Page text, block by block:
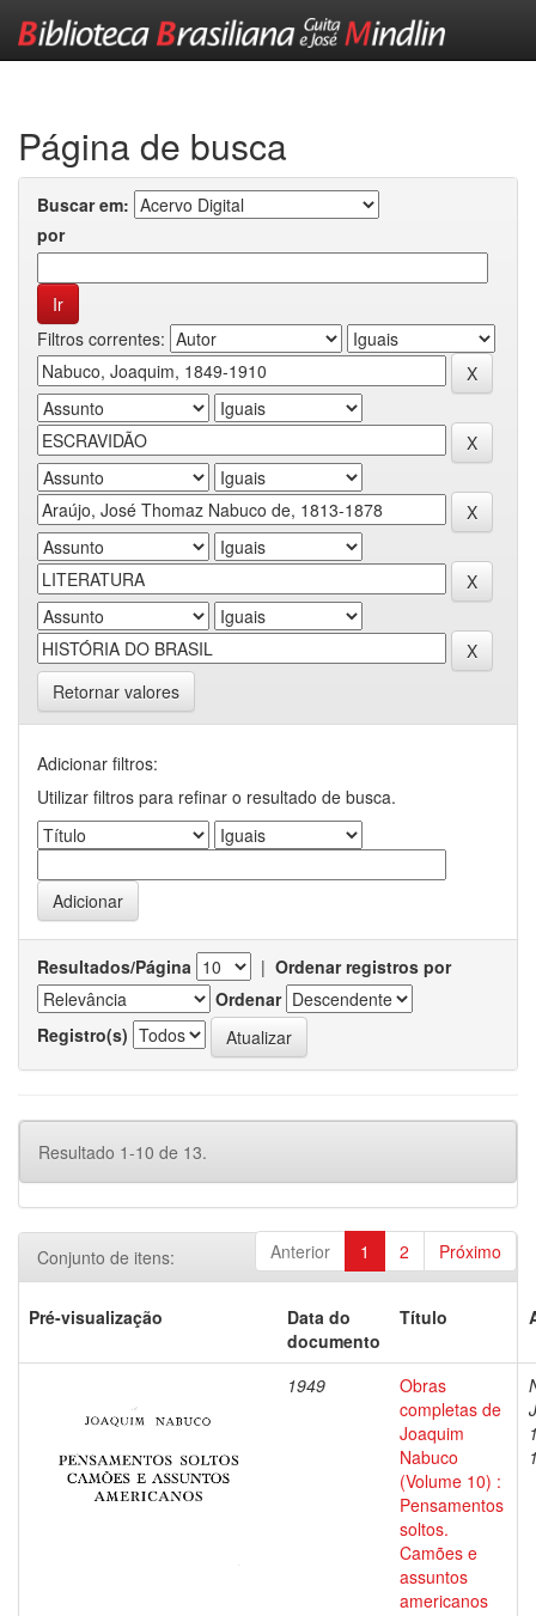
Página de busca
Buscar em:
por
Filtros correntes:
Retornar valores
Adicionar filtros:
Utilizar filtros para refinar o resultado de busca.
Resultados/Página | Ordenar registros por
Ordenar
Registro(s)
Resultado 1-10 de 13.
Anterior 1 2 Próximo
Conjunto de itens:
Pré-visualização
Data do
documento
Título
1949
Obras
completas de
Joaquim
Nabuco
(Volume 10) :
Pensamentos
soltos.
Camões e
assuntos
americanos